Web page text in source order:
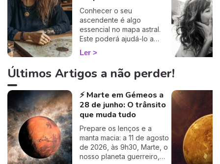
Conhecer o seu
ascendente é algo
essencial no mapa astral.
Este poderá ajudá-lo a
compreender o porquê de
alguns comportamentos e
que imagem transmite aos
outros… Calcule o seu
descubra como este
influencia o seu Signo Solar
e as suas relações. É um
100%, apenas precisa de
ter a hora e o local do seu
nascimento.
Ler
Últimos Artigos a não perder!
⚡ Marte em Gémeos a
28 de junho: O trânsito
que muda tudo
Prepare os lenços e a
manta macia: a 11 de agosto
de 2026, às 9h30, Marte, o
nosso planeta guerreiro,